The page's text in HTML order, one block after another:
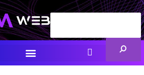
F
a
c
s
u
I
c
o
n
Search